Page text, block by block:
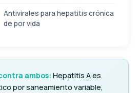
Antivirales para hepatitis crónica
de por vida
ambos: Hepatitis A es
por saneamiento variable,